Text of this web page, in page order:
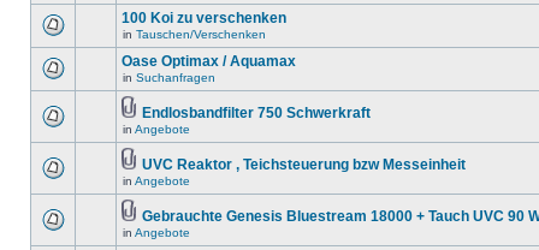
100 Koi zu verschenken
in Tauschen/Verschenken
Oase Optimax / Aquamax
in Suchanfragen
Endlosbandfilter 750 Schwerkraft
in Angebote
UVC Reaktor , Teichsteuerung bzw Messeinheit
in Angebote
Gebrauchte Genesis Bluestream 18000 + Tauch UVC 90
in Angebote